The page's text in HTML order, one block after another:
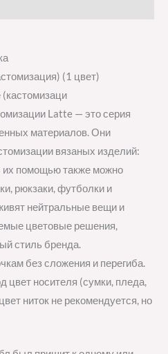
(1 цвет)
Latte — это серия
материалов. Они
вязаных изделий:
помощью также можно
рюкзаки, футболки и
нейтральные вещи и
цветовые решения,
стиль бренда.
без сложения и перегиба.
цвет носителя (сумки, пледа,
ниток не рекомендуется, но